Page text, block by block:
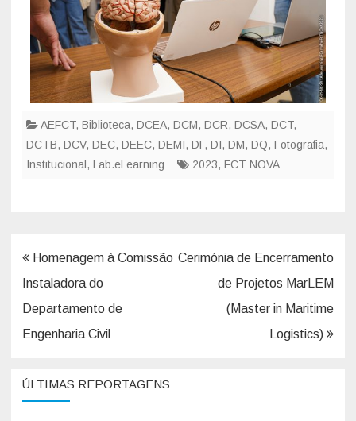
AEFCT, Biblioteca, DCEA, DCM, DCR, DCSA, DCT,
DCTB, DCV, DEC, DEEC, DEMI, DF, DI, DM, DQ, Fotografia,
Institucional , Lab.eLearning 2023, FCT NOVA
Homenagem à Comissão
Instaladora do
Departamento de
Engenharia Civil
Cerimónia de Encerramento
de Projetos MarLEM
(Master in Maritime
Logistics)
ÚLTIMAS REPORTAGENS